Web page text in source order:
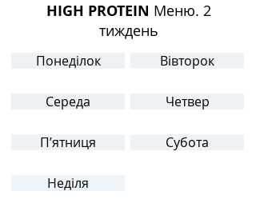
HIGH PROTEIN Меню. 2
тиждень
Понеділок Вівторок
Середа Четвер
Пʼятниця Субота
Неділя